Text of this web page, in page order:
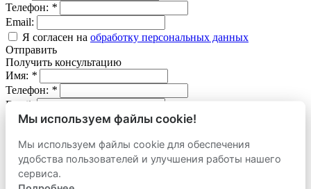
Телефон: *
Email:
Я согласен на обработку персональных данных
Отправить
Получить консультацию
Имя: *
Телефон: *
Email:
Я согласен наобработку персональных данных
Отправить
Оставить заявку
Мы используем файлы cookie!
Мы используем файлы cookie для обеспечения
удобства пользователей и улучшения работы нашего
сервиса.